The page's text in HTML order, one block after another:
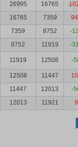
26995 16765
16765 7359
7359 8752
-
8752 11919 -
11919 12508 -
12508 11447
11447 12013
-
12013 11921